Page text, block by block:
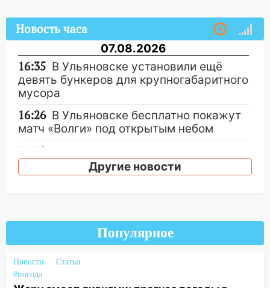
Новость часа
07.08.2026
16:35 В Ульяновске установили ещё
девять бункеров для крупногабаритного
мусора
16:26 В Ульяновске бесплатно покажут
матч «Волги» под открытым небом
16:12
разработают отечественный прибор для
цифровой ПЦР
клуба «Рекорд-Fitness»
15:34 После вмешательства
прокуратуры в селах Ульяновской
области привели в порядок детские
Другие новости
Популярное
Новости
Статьи
#погода